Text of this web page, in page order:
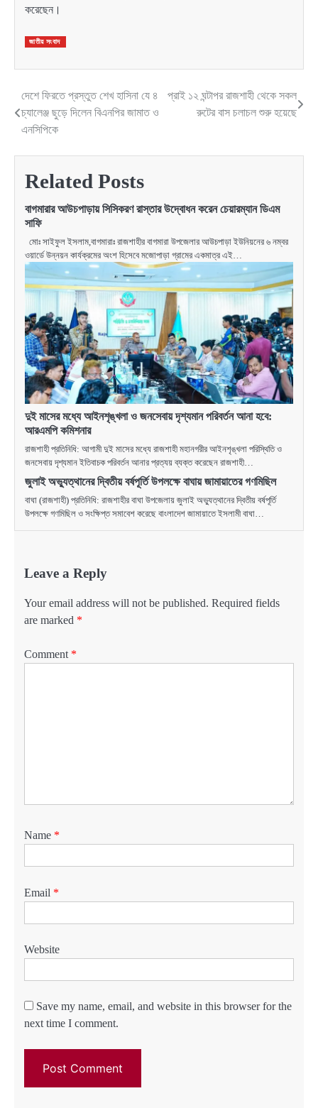
করেছেন।
জাতীয় সংবাদ
Post
navigation
দেশে ফিরতে প্রস্তুত শেখ হাসিনা যে ৪
চ্যালেঞ্জ ছুড়ে দিলেন বিএনপির জামাত ও
এনসিপিকে
প্রাই ১২ ঘন্টাপর রাজশাহী থেকে সকল
রুটের বাস চলাচল শুরু হয়েছে
Related Posts
বাগমারার আউচপাড়ায় সিসিকরণ রাস্তার উদ্বোধন করেন চেয়ারম্যান ডিএম
সাফি
মোঃ সাইফুল ইসলাম,বাগমারাঃ রাজশাহীর বাগমারা উপজেলার আউচপাড়া ইউনিয়নের ৬ নম্বর
ওয়ার্ডে উন্নয়ন কার্যক্রমের অংশ হিসেবে মজোপাড়া গ্রামের একমাত্র এই…
দুই মাসের মধ্যে আইনশৃঙ্খলা ও জনসেবায় দৃশ্যমান পরিবর্তন আনা হবে:
আরএমপি কমিশনার
রাজশাহী প্রতিনিধি: আগামী দুই মাসের মধ্যে রাজশাহী মহানগরীর আইনশৃঙ্খলা পরিস্থিতি ও
জনসেবায় দৃশ্যমান ইতিবাচক পরিবর্তন আনার প্রত্যয় ব্যক্ত করেছেন রাজশাহী…
জুলাই অভ্যুত্থানের দ্বিতীয় বর্ষপূর্তি উপলক্ষে বাঘায় জামায়াতের গণমিছিল
বাঘা (রাজশাহী) প্রতিনিধি: রাজশাহীর বাঘা উপজেলায় জুলাই অভ্যুত্থানের দ্বিতীয় বর্ষপূর্তি
উপলক্ষে গণমিছিল ও সংক্ষিপ্ত সমাবেশ করেছে বাংলাদেশ জামায়াতে ইসলামী বাঘা…
Leave a Reply
Your email address will not be published. Required fields
are marked *
Comment *
Name *
Email *
Website
Save my name, email, and website in this browser for the
next time I comment.